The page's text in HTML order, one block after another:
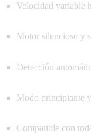
Velocidad variable
Motor silencioso y
Detección
Modo principiante
Compatible con